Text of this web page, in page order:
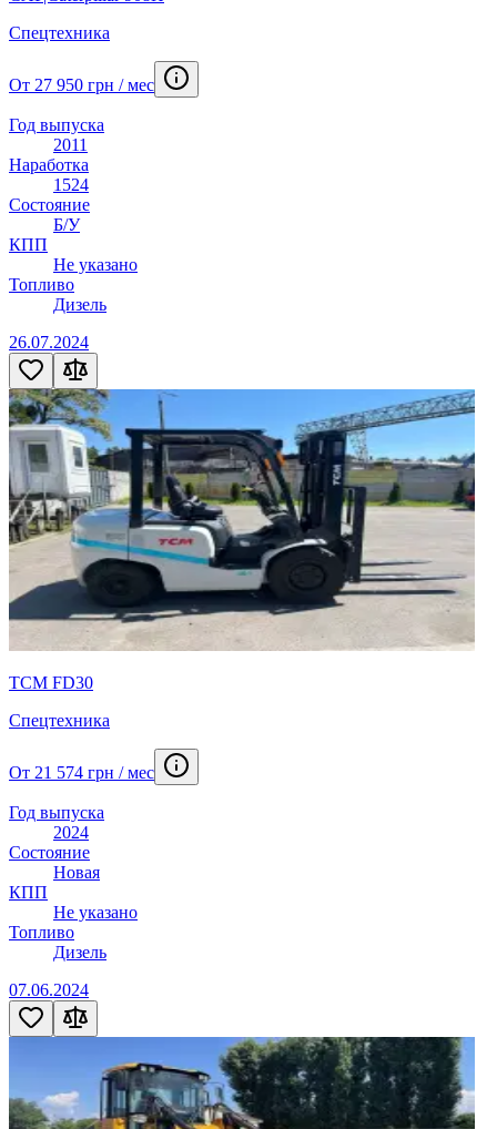
Спецтехника
От 27 950 грн / мес
Год выпуска
2011
Наработка
1524
Состояние
Б/У
КПП
Не указано
Топливо
Дизель
26.07.2024
TCM FD30
Спецтехника
От 21 574 грн / мес
Год выпуска
2024
Состояние
Новая
КПП
Не указано
Топливо
Дизель
07.06.2024